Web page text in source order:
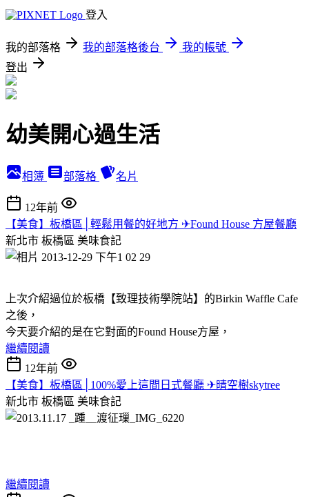
登入
我的部落格 我的部落格後台
我的帳號
登出
幼美開心過生活
相簿 部落格 名片
12年前
【美食】板橋區│輕鬆用餐的好地方 ✈Found House 方屋餐廳
新北市 板橋區 美味食記
上次介紹過位於板橋【致理技術學院站】的Birkin Waffle Cafe
之後，
今天要介紹的是在它對面的Found House方屋，
繼續閱讀
12年前
【美食】板橋區│100%愛上這間日式餐廳 ✈晴空樹skytree
新北市 板橋區 美味食記
繼續閱讀